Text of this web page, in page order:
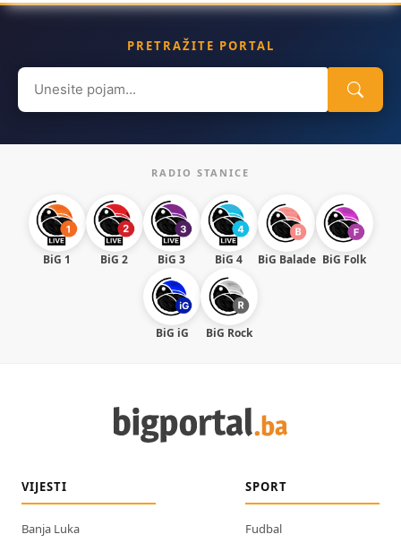
PRETRAŽITE PORTAL
Search
for:
RADIO STANICE
BiG 1 BiG 2 BiG 3 BiG 4 BiG Balade BiG Folk
BiG iG BiG Rock
VIJESTI
Banja Luka
SPORT
Fudbal